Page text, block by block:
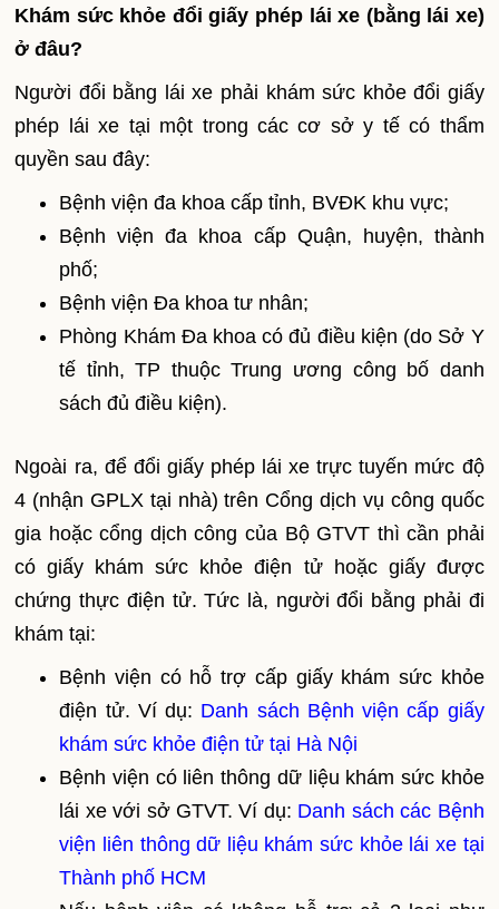
Khám sức khỏe đổi giấy phép lái xe (bằng lái xe)
ở đâu?
Người đổi bằng lái xe phải khám sức khỏe đổi giấy
phép lái xe tại một trong các cơ sở y tế có thẩm
quyền sau đây:
Bệnh viện đa khoa cấp tỉnh, BVĐK khu vực;
Bệnh viện đa khoa cấp Quận, huyện, thành
phố;
Bệnh viện Đa khoa tư nhân;
Phòng Khám Đa khoa có đủ điều kiện (do Sở Y
tế tỉnh, TP thuộc Trung ương công bố danh
sách đủ điều kiện).
Ngoài ra, để đổi giấy phép lái xe trực tuyến mức độ
4 (nhận GPLX tại nhà) trên Cổng dịch vụ công quốc
gia hoặc cổng dịch công của Bộ GTVT thì cần phải
có giấy khám sức khỏe điện tử hoặc giấy được
chứng thực điện tử. Tức là, người đổi bằng phải đi
khám tại:
Bệnh viện có hỗ trợ cấp giấy khám sức khỏe
điện tử. Ví dụ: Danh sách Bệnh viện cấp giấy
khám sức khỏe điện tử tại Hà Nội
Bệnh viện có liên thông dữ liệu khám sức khỏe
lái xe với sở GTVT. Ví dụ: Danh sách các Bệnh
viện liên thông dữ liệu khám sức khỏe lái xe tại
Thành phố HCM